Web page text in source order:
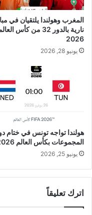
المغرب وهولندا يلتقيان في
نارية بالدور 32 من كأس
2026
يونيو 28, 2026
هولندا تواجه تونس في ختام
المجموعات بكأس العالم 2026
يونيو 25, 2026
اترك تعليقاً